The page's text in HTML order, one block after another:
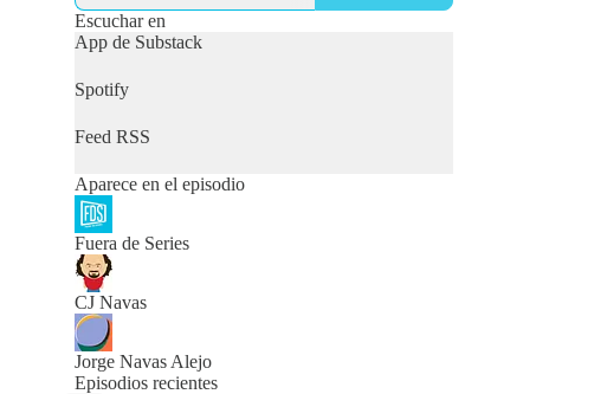
Escuchar en
App de Substack
Spotify
Feed RSS
Aparece en el episodio
Fuera de Series
CJ Navas
Jorge Navas Alejo
Episodios recientes